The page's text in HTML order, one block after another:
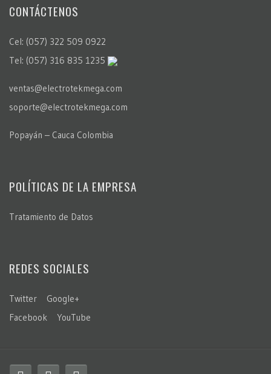
CONTÁCTENOS
Cel: (057) 322 509 0922
Tel: (057) 316 835 1235
ventas@electrotekmega.com
soporte@electrotekmega.com
Popayán – Cauca Colombia
POLÍTICAS DE LA EMPRESA
Tratamiento de Datos
REDES SOCIALES
Twitter
Google+
Facebook
YouTube